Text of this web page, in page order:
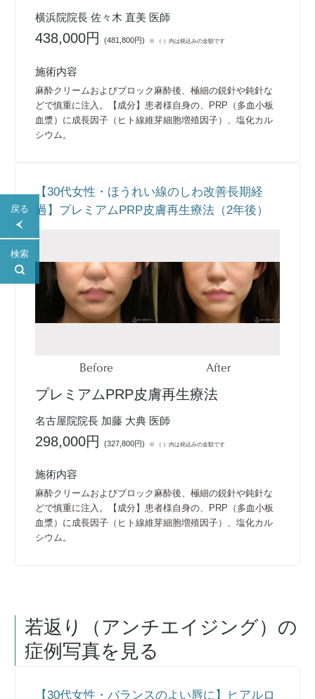
戻る
検索
横浜院院長 佐々木 直美 医師
438,000円(481,800円) ※ （ ）内は税込みの金額です
施術内容
麻酔クリームおよびブロック麻酔後、極細の鋭針や鈍針な
どで慎重に注入。【成分】患者様自身の、PRP（多血小板
血漿）に成長因子（ヒト線維芽細胞増殖因子）、塩化カル
シウム。
【30代女性・ほうれい線のしわ改善長期経
過】プレミアムPRP皮膚再生療法（2年後）
Before After
プレミアムPRP皮膚再生療法
名古屋院院長 加藤 大典 医師
298,000円(327,800円) ※ （ ）内は税込みの金額です
施術内容
麻酔クリームおよびブロック麻酔後、極細の鋭針や鈍針な
どで慎重に注入。【成分】患者様自身の、PRP（多血小板
血漿）に成長因子（ヒト線維芽細胞増殖因子）、塩化カル
シウム。
若返り（アンチエイジング） の
症例写真を見る
【30代女性・バランスのよい唇に】ヒアルロ